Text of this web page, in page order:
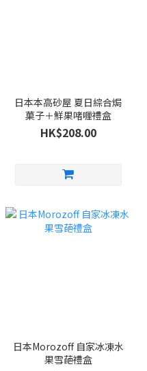
日本本高砂屋 夏日綜合焗
菓子＋鮮果啫喱禮盒
HK$208.00
日本Morozoff 自家冰凍水
果雪葩禮盒